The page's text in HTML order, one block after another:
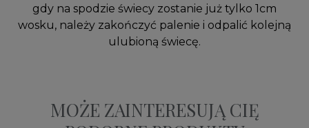
gdy na spodzie świecy zostanie już tylko 1cm
wosku, należy zakończyć palenie i odpalić kolejną
ulubioną świecę.
MOŻE ZAINTERESUJĄ CIĘ